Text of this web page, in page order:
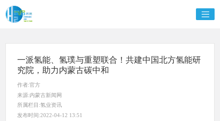
一派氢能、氢璞与重塑联合！共建中国北方氢能研
究院，助力内蒙古碳中和
作者:官方
来源:内蒙古新闻网
所属栏目:氢业资讯
发布时间:2022-04-12 13:51